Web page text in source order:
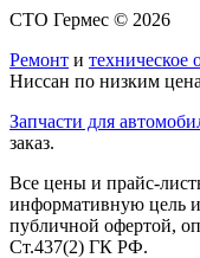
СТО Гермес © 2026
Ремонт и
Ниссан по низким
Запчасти для
заказ.
Все цены и прайс-
информативную цель
публичной офертой,
Ст.437(2) ГК РФ.